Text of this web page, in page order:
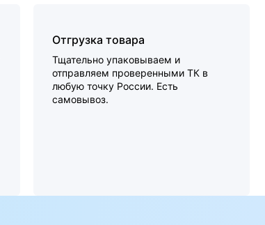
Отгрузка товара
Тщательно упаковываем и
отправляем проверенными ТК в
любую точку России. Есть
самовывоз.